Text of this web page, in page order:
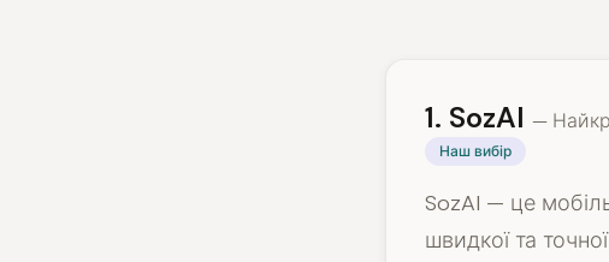
1. SozAI —
Наш вибір
SozAI — це
швидкої та